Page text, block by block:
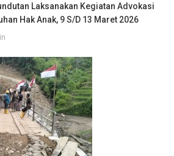
Laksanakan Kegiatan Advokasi
Hak Anak, 9 S/d 13 Maret 2026